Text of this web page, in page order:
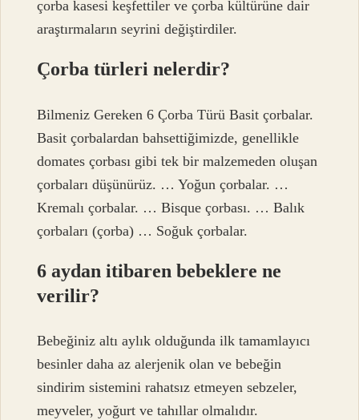
çorba kasesi keşfettiler ve çorba kültürüne dair
araştırmaların seyrini değiştirdiler.
Çorba türleri nelerdir?
Bilmeniz Gereken 6 Çorba Türü Basit çorbalar.
Basit çorbalardan bahsettiğimizde, genellikle
domates çorbası gibi tek bir malzemeden oluşan
çorbaları düşünürüz. … Yoğun çorbalar. …
Kremalı çorbalar. … Bisque çorbası. … Balık
çorbaları (çorba) … Soğuk çorbalar.
6 aydan itibaren bebeklere ne
verilir?
Bebeğiniz altı aylık olduğunda ilk tamamlayıcı
besinler daha az alerjenik olan ve bebeğin
sindirim sistemini rahatsız etmeyen sebzeler,
meyveler, yoğurt ve tahıllar olmalıdır.